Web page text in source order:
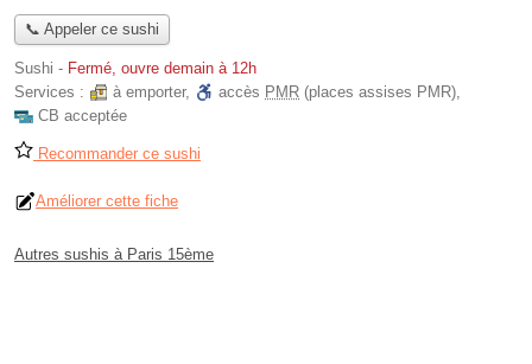
📞 Appeler ce sushi
Sushi - Fermé, ouvre demain à 12h
Services :
à emporter, accès PMR (places assises PMR),
CB acceptée
Recommander ce sushi
Améliorer cette fiche
Autres sushis à Paris 15ème